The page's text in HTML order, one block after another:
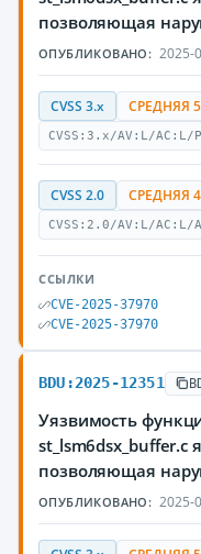
позволяющая
ОПУБЛИКОВАНО: 2025-
CVSS 3.x СРЕДНЯЯ
CVSS:3.x/AV:L/
CVSS 2.0 СРЕДНЯЯ
CVSS:2.0/AV:L/
ССЫЛКИ
CVE-2025-37970
CVE-2025-37970
BDU:2025-12351
Уязвимость
позволяющая
ОПУБЛИКОВАНО: 2025-